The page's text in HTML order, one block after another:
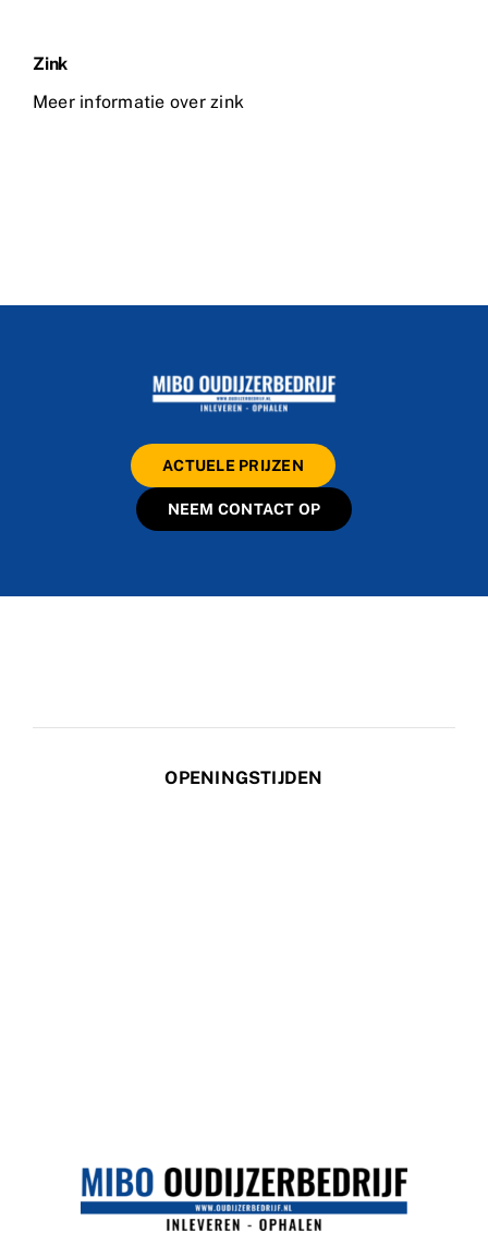
Zink
Meer informatie over zink
ACTUELE PRIJZEN
NEEM CONTACT OP
OPENINGSTIJDEN